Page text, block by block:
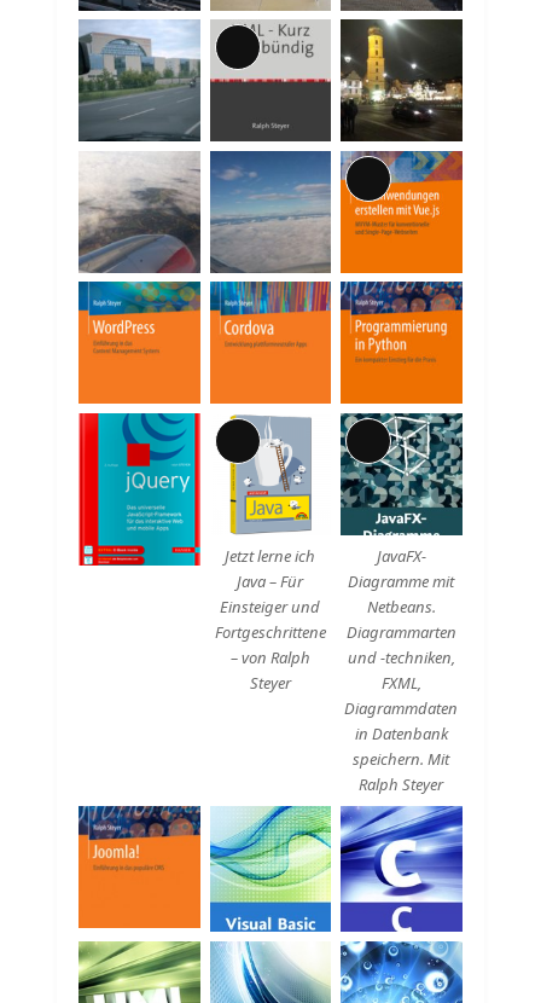
Lange
Beschreibung
Lange
Beschreibung
Lange
Beschreibung
Jetzt lerne ich
Java – Für
Einsteiger und
Fortgeschrittene
– von Ralph
Steyer
Lange
Beschreibung
JavaFX-
Diagramme mit
Netbeans.
Diagrammarten
und -techniken,
FXML,
Diagrammdaten
in Datenbank
speichern. Mit
Ralph Steyer